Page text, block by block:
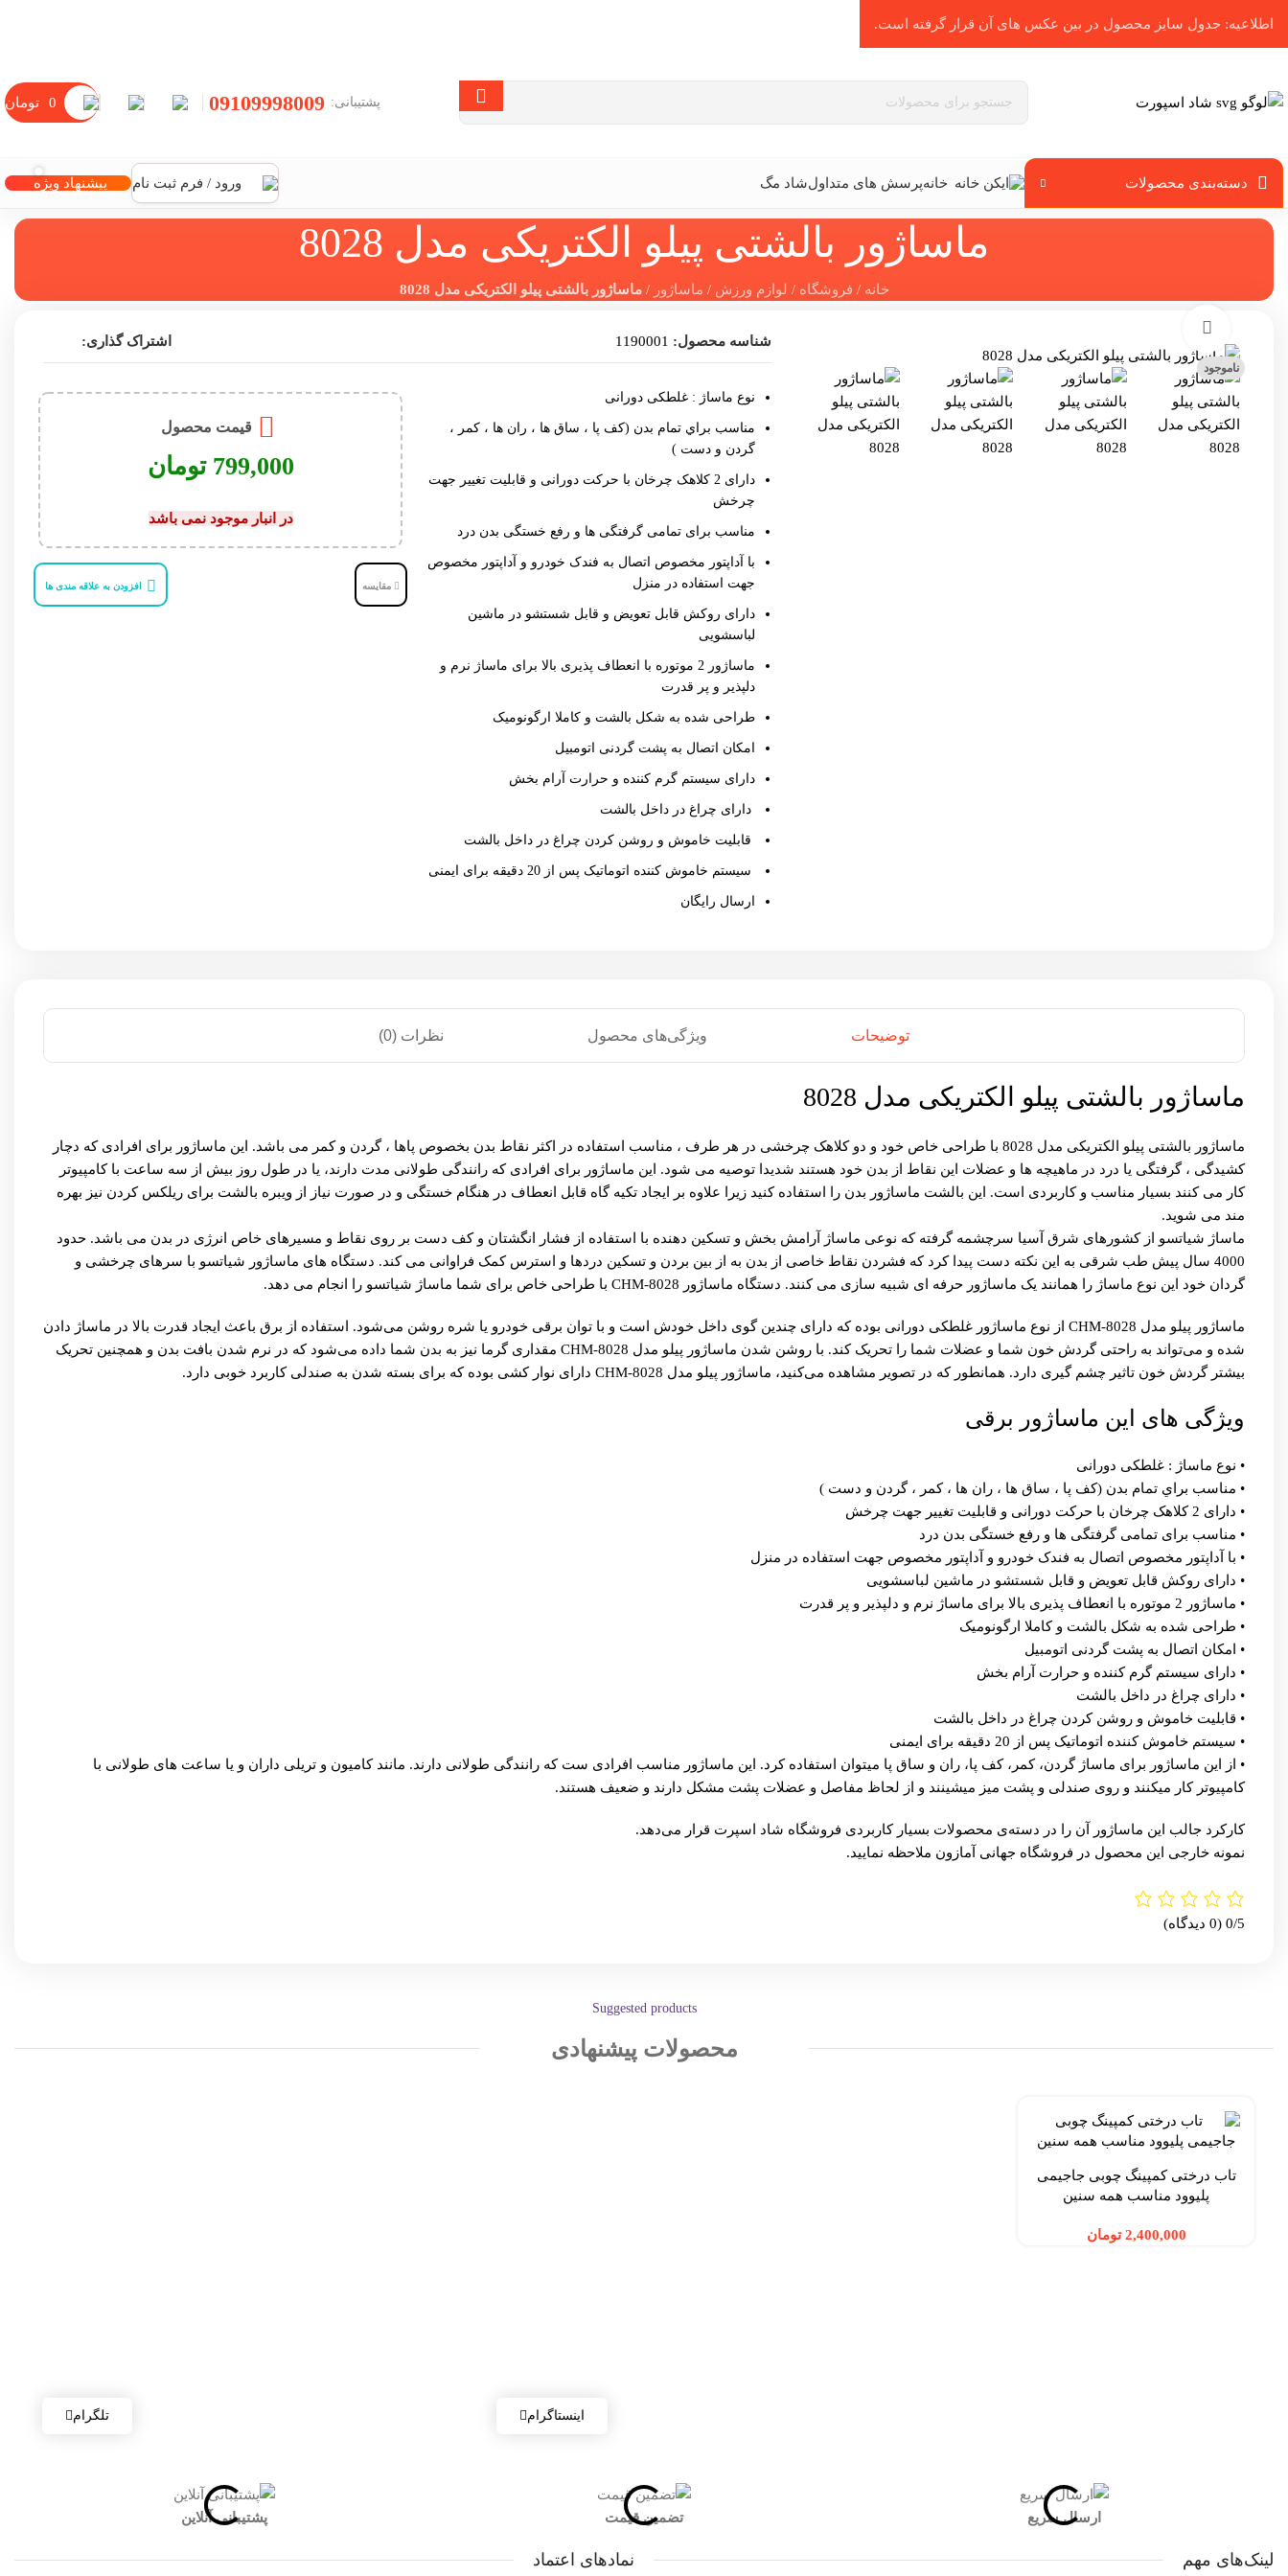
پشتیبانی: 09109998009
0 تومان
دسته‌بندی محصولات خانهپرسش های متداولشاد مگ ورود / فرم ثبت نام پیشنهاد ویژه
ماساژور بالشتی پیلو الکتریکی مدل 8028
خانه / فروشگاه / لوازم ورزش / ماساژور /ماساژور بالشتی پیلو الکتریکی مدل 8028
ناموجود
شناسه محصول: 1190001 اشتراک گذاری:
نوع ماساژ : غلطکی دورانی
مناسب براي تمام بدن (کف پا ، ساق ها ، ران ها ، کمر ،
گردن و دست )
دارای 2 کلاهک چرخان با حرکت دورانی و قابلیت تغییر جهت
چرخش
مناسب برای تمامی گرفتگی ها و رفع خستگی بدن درد
با آداپتور مخصوص اتصال به فندک خودرو و آداپتور مخصوص
جهت استفاده در منزل
دارای روکش قابل تعویض و قابل شستشو در ماشین
لباسشویی
ماساژور 2 موتوره با انعطاف پذیری بالا برای ماساژ نرم و
دلپذیر و پر قدرت
طراحی شده به شکل بالشت و کاملا ارگونومیک
امکان اتصال به پشت گردنی اتومبیل
دارای سیستم گرم کننده و حرارت آرام بخش
دارای چراغ در داخل بالشت
قابلیت خاموش و روشن کردن چراغ در داخل بالشت
سیستم خاموش کننده اتوماتیک پس از 20 دقیقه برای ایمنی
ارسال رایگان
قیمت محصول
تومان
در انبار موجود نمی باشد
مقایسه افزودن به علاقه مندی ها
توضیحات ویژگی‌های محصول نظرات (0)
ماساژور بالشتی پیلو الکتریکی مدل 8028
ماساژور بالشتی پیلو الکتریکی مدل 8028 با طراحی خاص خود و دو کلاهک چرخشی در هر طرف ، مناسب استفاده در اکثر نقاط بدن بخصوص پاها ، گردن و کمر می باشد. این ماساژور برای افرادی که دچار
کشیدگی ، گرفتگی یا درد در ماهیچه ها و عضلات این نقاط از بدن خود هستند شدیدا توصیه می شود. این ماساژور برای افرادی که رانندگی طولانی مدت دارند، یا در طول روز بیش از سه ساعت با کامپیوتر
کار می کنند بسیار مناسب و کاربردی است. این بالشت ماساژور بدن را استفاده کنید زیرا علاوه بر ایجاد تکیه گاه قابل انعطاف در هنگام خستگی و در صورت نیاز از ویبره بالشت برای ریلکس کردن نیز بهره
مند می شوید.
ماساژ شیاتسو از کشورهای شرق آسیا سرچشمه گرفته که نوعی ماساژ آرامش بخش و تسکین دهنده با استفاده از فشار انگشتان و کف دست بر روی نقاط و مسیرهای خاص انرژی در بدن می باشد. حدود
4000 سال پیش طب شرقی به این نکته دست پیدا کرد که فشردن نقاط خاصی از بدن به از بین بردن و تسکین دردها و استرس کمک فراوانی می کند. دستگاه های ماساژور شیاتسو با سرهای چرخشی و
گردان خود این نوع ماساژ را همانند یک ماساژور حرفه ای شبیه سازی می کنند. دستگاه ماساژور CHM-8028 با طراحی خاص برای شما ماساژ شیاتسو را انجام می دهد.
ماساژور پیلو مدل CHM-8028 از نوع ماساژور غلطکی دورانی بوده که دارای چندین گوی داخل خودش است و با توان برقی خودرو یا شره روشن می‌شود. استفاده از برق باعث ایجاد قدرت بالا در ماساژ دادن
شده و می‌تواند به راحتی گردش خون شما و عضلات شما را تحریک کند. با روشن شدن ماساژور پیلو مدل CHM-8028 مقداری گرما نیز به بدن شما داده می‌شود که در نرم شدن بافت بدن و همچنین تحریک
بیشتر گردش خون تاثیر چشم گیری دارد. همانطور که در تصویر مشاهده می‌کنید، ماساژور پیلو مدل CHM-8028 دارای نوار کشی بوده که برای بسته شدن به صندلی کاربرد خوبی دارد.
ویژگی های این ماساژور برقی
• نوع ماساژ : غلطکی دورانی
• مناسب براي تمام بدن (کف پا ، ساق ها ، ران ها ، کمر ، گردن و دست )
• دارای 2 کلاهک چرخان با حرکت دورانی و قابلیت تغییر جهت چرخش
• مناسب برای تمامی گرفتگی ها و رفع خستگی بدن درد
• با آداپتور مخصوص اتصال به فندک خودرو و آداپتور مخصوص جهت استفاده در منزل
• دارای روکش قابل تعویض و قابل شستشو در ماشین لباسشویی
• ماساژور 2 موتوره با انعطاف پذیری بالا برای ماساژ نرم و دلپذیر و پر قدرت
• طراحی شده به شکل بالشت و کاملا ارگونومیک
• امکان اتصال به پشت گردنی اتومبیل
• دارای سیستم گرم کننده و حرارت آرام بخش
• دارای چراغ در داخل بالشت
• قابلیت خاموش و روشن کردن چراغ در داخل بالشت
• سیستم خاموش کننده اتوماتیک پس از 20 دقیقه برای ایمنی
• از این ماساژور برای ماساژ گردن، کمر، کف پا، ران و ساق پا میتوان استفاده کرد. این ماساژور مناسب افرادی ست که رانندگی طولانی دارند. مانند کامیون و تریلی داران و یا ساعت های طولانی با
کامپیوتر کار میکنند و روی صندلی و پشت میز میشینند و از لحاظ مفاصل و عضلات پشت مشکل دارند و ضعیف هستند.
کارکرد جالب این ماساژور آن را در دسته‌ی محصولات بسیار کاربردی فروشگاه شاد اسپرت قرار می‌دهد.
نمونه خارجی این محصول در فروشگاه جهانی آمازون ملاحظه نمایید.
0/5 (0 دیدگاه)
Suggested products
محصولات پیشنهادی
تاب درختی کمپینگ چوبی جاجیمی
پلیوود مناسب همه سنین
تومان
اینستاگرام تلگرام
ارسال سریع تضمین قیمت پشتیبانی آنلاین
لینک‌های مهم نمادهای اعتماد
اطلاعیه: جدول سایز محصول در بین عکس ‌های آن قرار گرفته است.